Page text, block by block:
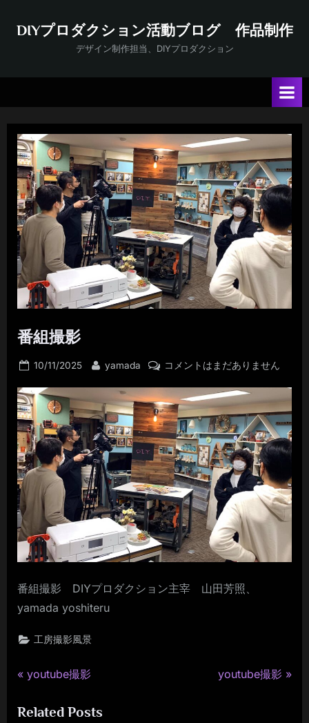
DIYプロダクション活動ブログ 作品制作
デザイン制作担当、DIYプロダクション
番組撮影
Posted
10/11/2025 By
yamada
番
撮
影
へ
の
コメントはまだありません
番組撮影 DIYプロダクション主宰 山田芳照、
yamada yoshiteru
工房撮影風景
投
稿
P
e
youtube撮影
N
youtube撮影
Related Posts